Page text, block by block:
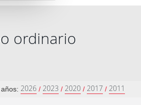
ordinario
2026 / 2023 / 2020 / 2017 / 2011